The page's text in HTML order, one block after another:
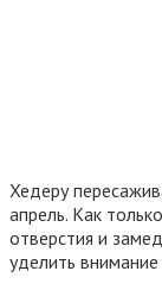
Хедеру
апрель. Как
отверстия и
уделить внимание